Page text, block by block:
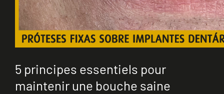
5 principes essentiels pour
maintenir une bouche saine